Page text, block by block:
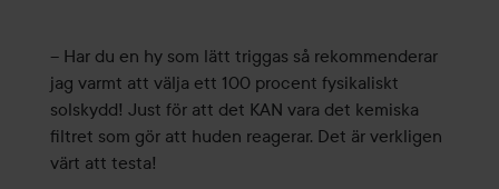
– Har du en hy som lätt triggas så rekommenderar
jag varmt att välja ett 100 procent fysikaliskt
solskydd! Just för att det KAN vara det kemiska
filtret som gör att huden reagerar. Det är verkligen
värt att testa!